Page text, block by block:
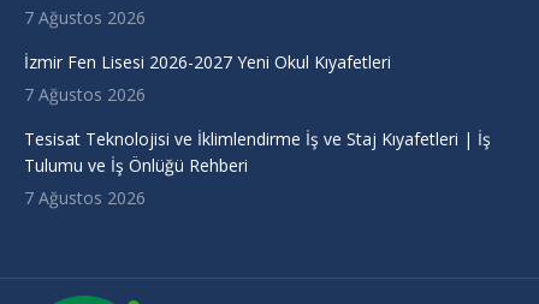
7 Ağustos 2026
İzmir Fen Lisesi 2026-2027 Yeni Okul Kıyafetleri
7 Ağustos 2026
Tesisat Teknolojisi ve İklimlendirme İş ve Staj Kıyafetleri | İş
Tulumu ve İş Önlüğü Rehberi
7 Ağustos 2026